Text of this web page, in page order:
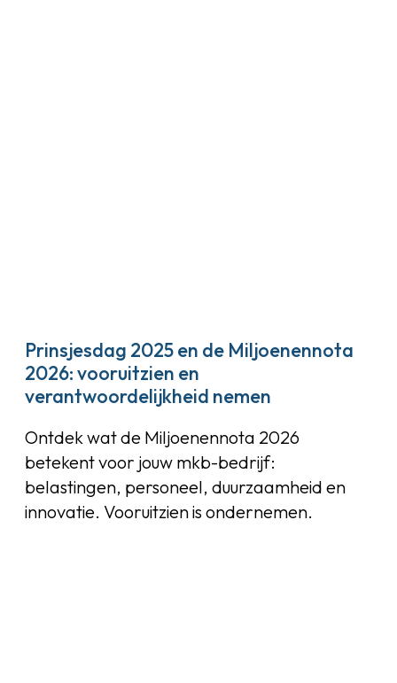
Prinsjesdag 2025 en de Miljoenennota
2026: vooruitzien en
verantwoordelijkheid nemen
Ontdek wat de Miljoenennota 2026
betekent voor jouw mkb-bedrijf:
belastingen, personeel, duurzaamheid en
innovatie. Vooruitzien is ondernemen.